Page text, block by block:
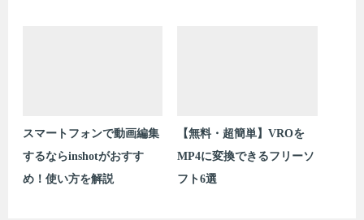
スマートフォンで動画編集
するならinshotがおすす
め！使い方を解説
【無料・超簡単】VROを
MP4に変換できるフリーソ
フト6選